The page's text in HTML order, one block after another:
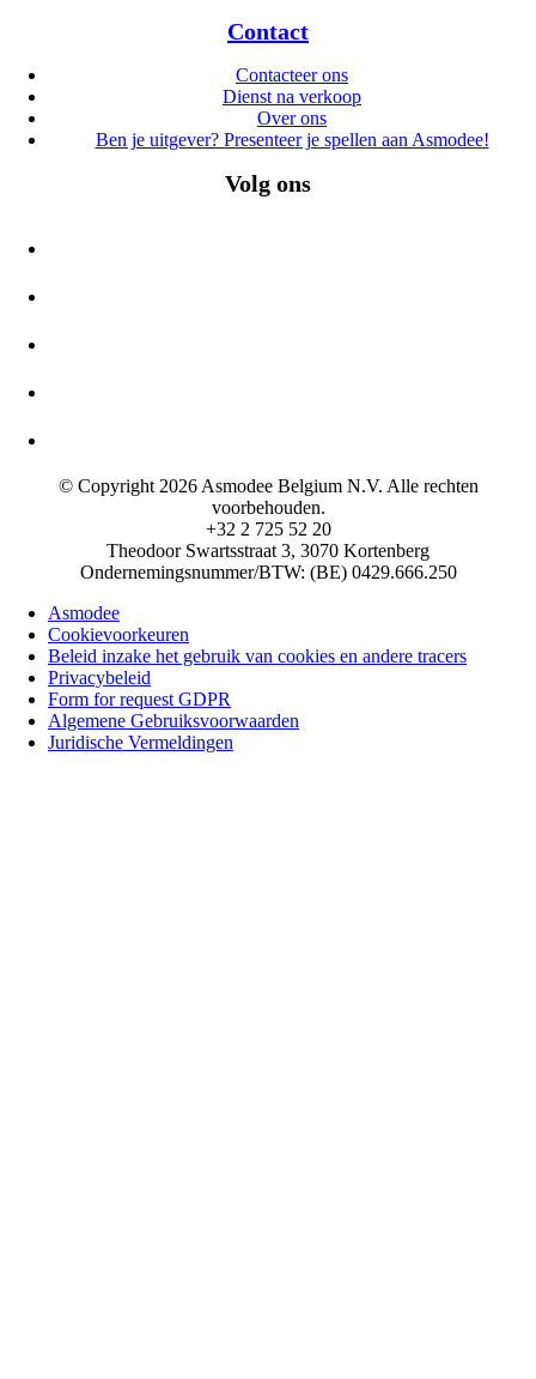
Contact
Contacteer ons
Dienst na verkoop
Over ons
Ben je uitgever? Presenteer je spellen aan Asmodee!
Volg ons
© Copyright 2026 Asmodee Belgium N.V. Alle rechten
voorbehouden.
+32 2 725 52 20
Theodoor Swartsstraat 3, 3070 Kortenberg
Ondernemingsnummer/BTW: (BE) 0429.666.250
Asmodee
Cookievoorkeuren
Beleid inzake het gebruik van cookies en andere tracers
Privacybeleid
Form for request GDPR
Algemene Gebruiksvoorwaarden
Juridische Vermeldingen